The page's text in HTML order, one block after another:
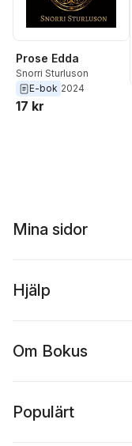
Prose Edda
Snorri Sturluson
E-bok 2024
17 kr
Mina sidor
Hjälp
Om Bokus
Populärt